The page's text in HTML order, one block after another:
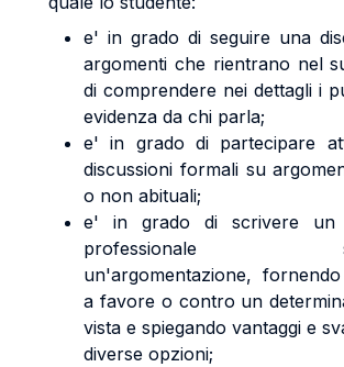
e' in grado di seguire una
argomenti che rientrano nel
di comprendere nei dettagli i
evidenza da chi parla;
e' in grado di partecipare
discussioni formali su
o non abituali;
e' in grado di scrivere un
professionale
un'argomentazione,
a favore o contro un
vista e spiegando vantaggi e
diverse opzioni;